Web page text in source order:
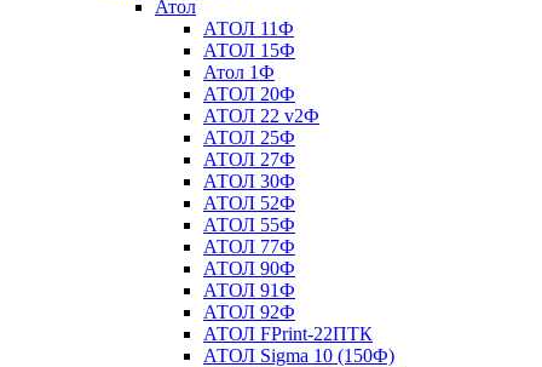
Атол
АТОЛ 11Ф
АТОЛ 15Ф
Атол 1Ф
АТОЛ 20Ф
АТОЛ 22 v2Ф
АТОЛ 25Ф
АТОЛ 27Ф
АТОЛ 30Ф
АТОЛ 52Ф
АТОЛ 55Ф
АТОЛ 77Ф
АТОЛ 90Ф
АТОЛ 91Ф
АТОЛ 92Ф
АТОЛ FPrint-22ПТК
АТОЛ Sigma 10 (150Ф)